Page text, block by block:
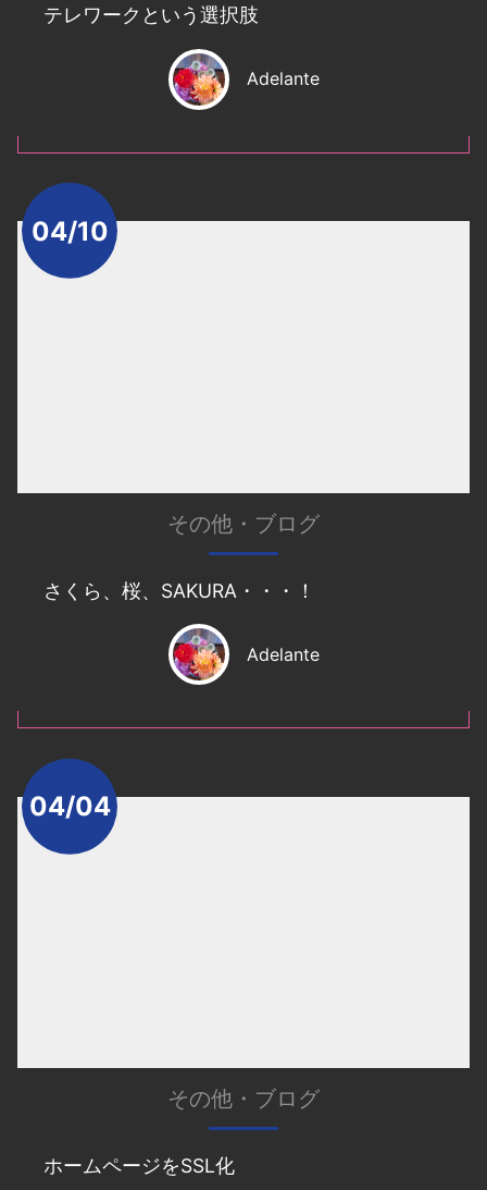
テレワークという選択肢
Adelante
04/10
その他 ・ ブログ
さくら、桜、SAKURA・・・！
Adelante
04/04
その他 ・ ブログ
ホームページをSSL化